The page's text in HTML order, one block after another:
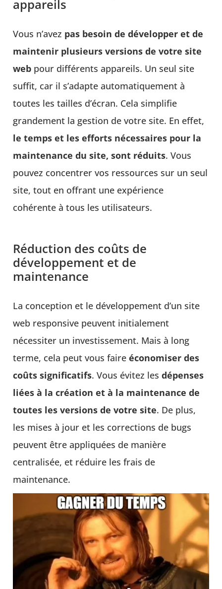
appareils
Vous n’avez pas besoin de développer et de
maintenir plusieurs versions de votre site
web pour différents appareils. Un seul site
suffit, car il s’adapte automatiquement à
toutes les tailles d’écran. Cela simplifie
grandement la gestion de votre site. En effet,
le temps et les efforts nécessaires pour la
maintenance du site, sont réduits. Vous
pouvez concentrer vos ressources sur un seul
site, tout en offrant une expérience
cohérente à tous les utilisateurs.
Réduction des coûts de
développement et de
maintenance
La conception et le développement d’un site
web responsive peuvent initialement
nécessiter un investissement. Mais à long
terme, cela peut vous faireéconomiser des
coûts significatifs. Vous évitez lesdépenses
liées à la création et à la maintenance de
toutes les versions de votre site. De plus,
les mises à jour et les corrections de bugs
peuvent être appliquées de manière
centralisée, et réduire les frais de
maintenance.